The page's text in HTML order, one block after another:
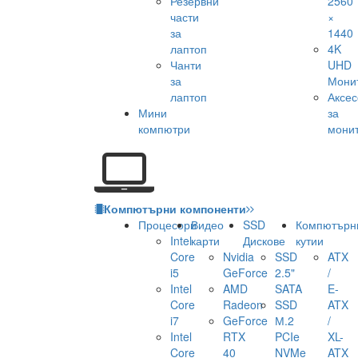
части
за
лаптоп
Чанти
за
лаптоп
Мини
компютри
×
1440
4K
UHD
за
Компютърни компоненти
Процесори
Intel
Core
i5
Intel
Core
i7
Intel
Core
Видео
карти
Nvidia
GeForce
AMD
Radeon
GeForce
RTX
40
SSD
Дискове
SSD
2.5"
SATA
SSD
М.2
PCIe
NVMe
кутии
ATX
/
E-
ATX
/
XL-
ATX